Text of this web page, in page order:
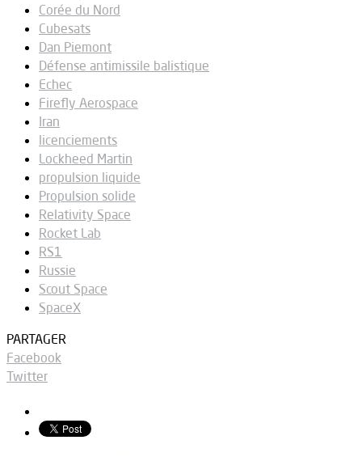
Corée du Nord
Cubesats
Dan Piemont
Défense antimissile balistique
Echec
Firefly Aerospace
Iran
licenciements
Lockheed Martin
propulsion liquide
Propulsion solide
Relativity Space
Rocket Lab
RS1
Russie
Scout Space
SpaceX
PARTAGER
Facebook
Twitter